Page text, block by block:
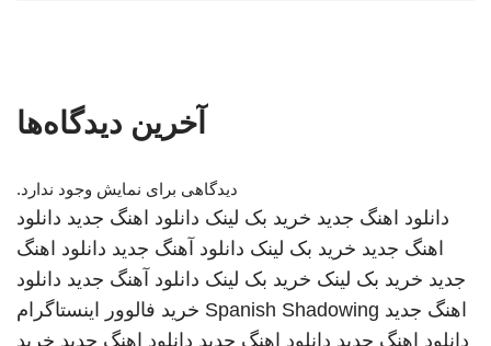
آخرین دیدگاه‌ها
دیدگاهی برای نمایش وجود ندارد.
دانلود اهنگ جدید خرید بک لینک دانلود اهنگ جدید دانلود
اهنگ جدید خرید بک لینک دانلود آهنگ جدید دانلود اهنگ
جدید خرید بک لینک خرید بک لینک دانلود آهنگ جدید دانلود
اهنگ جدید Spanish Shadowing خرید فالوور اینستاگرام
دانلود اهنگ جدید دانلود اهنگ جدید دانلود اهنگ جدید خرید